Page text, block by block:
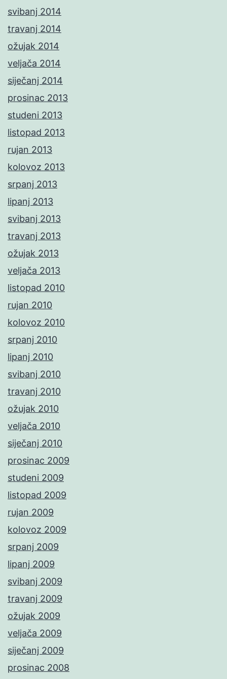
svibanj 2014
travanj 2014
ožujak 2014
veljača 2014
siječanj 2014
prosinac 2013
studeni 2013
listopad 2013
rujan 2013
kolovoz 2013
srpanj 2013
lipanj 2013
svibanj 2013
travanj 2013
ožujak 2013
veljača 2013
listopad 2010
rujan 2010
kolovoz 2010
srpanj 2010
lipanj 2010
svibanj 2010
travanj 2010
ožujak 2010
veljača 2010
siječanj 2010
prosinac 2009
studeni 2009
listopad 2009
rujan 2009
kolovoz 2009
srpanj 2009
lipanj 2009
svibanj 2009
travanj 2009
ožujak 2009
veljača 2009
siječanj 2009
prosinac 2008